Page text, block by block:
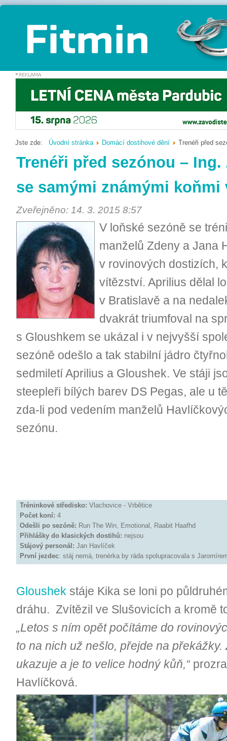
Jste zde: Úvodní stránka Domácí dostihové dění Trenéři před
Trenéři před sezónou –
se samými známými koňmi
Zveřejněno: 14. 3. 2015 8:57
V loňské sezóně se
manželů Zdeny a Jana
v rovinových dostizích,
vítězství. Aprilius dělal
v Bratislavě a na
dvakrát triumfoval na
s Gloushkem se ukázal i v nejvyšší
sezóně odešlo a tak stabilní jádro
sedmiletí Aprilius a Gloushek. Ve stáji
steepleři bílých barev DS Pegas, ale u
zda-li pod vedením manželů
sezónu.
Tréninkové středisko: Vlachovice - Vrbětice
Počet koní: 4
Odešli po sezóně: Run The Win, Emotional, Raabit Haafhd
Přihlášky do klasických dostihů: nejsou
Stájový personál: Jan Havlíček
První jezdec: stáj nemá, trenérka by ráda spolupracovala s
Gloushek stáje Kika se loni po
dráhu. Zvítězil ve Slušovicích a kromě
„Letos s ním opět počítáme do
to na nich už nešlo, přejde na
ukazuje a je to velice hodný kůň,“
Havlíčková.